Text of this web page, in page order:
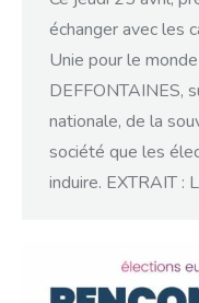
échanger avec les
Unie pour le
DEFFONTAINES,
nationale, de la
société que les
induire. EXTRAIT :